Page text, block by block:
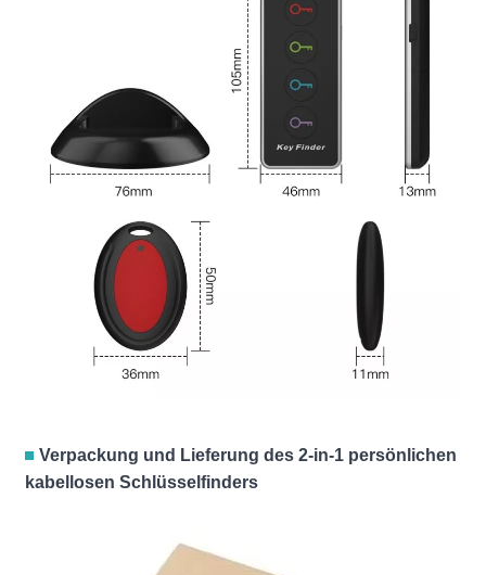
Verpackung und Lieferung des 2-in-1 persönlichen
kabellosen Schlüsselfinders